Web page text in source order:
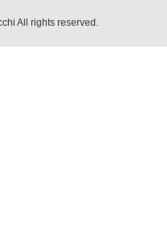
All rights reserved.